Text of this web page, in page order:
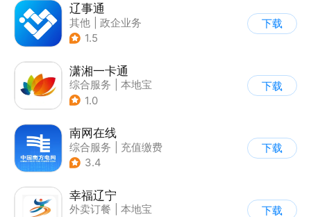
辽事通
其他
政企业务
1.5
下载
潇湘一卡通
综合服务
本地宝
1.0
下载
南网在线
综合服务
充值缴费
3.4
下载
幸福辽宁
外卖订餐
本地宝
下载